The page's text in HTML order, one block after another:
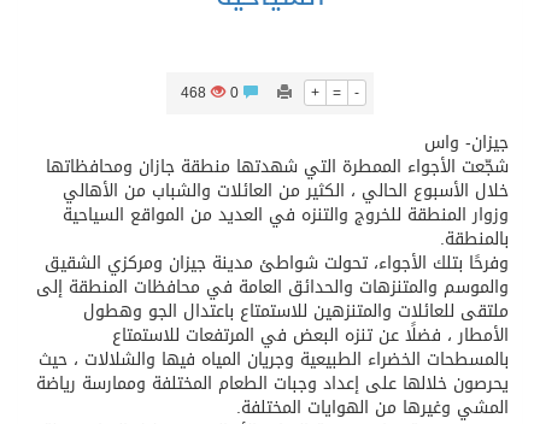
+ = -
468
جيزان- واس
شجّعت الأجواء الممطرة التي شهدتها منطقة جازان ومحافظاتها
خلال الأسبوع الحالي ، الكثير من العائلات والشباب من الأهالي
وزوار المنطقة للخروج والتنزه في العديد من المواقع السياحية
بالمنطقة.
وفرحًا بتلك الأجواء، تحولت شواطئ مدينة جيزان ومركزي الشقيق
والموسم والمتنزهات والحدائق العامة في محافظات المنطقة إلى
ملتقى للعائلات والمتنزهين للاستمتاع باعتدال الجو وهطول
الأمطار ، فضلًا عن تنزه البعض في المرتفعات للاستمتاع
بالمسطحات الخضراء الطبيعية وجريان المياه فيها والشلالات ، حيث
يحرصون خلالها على إعداد وجبات الطعام المختلفة وممارسة رياضة
المشي وغيرها من الهوايات المختلفة.